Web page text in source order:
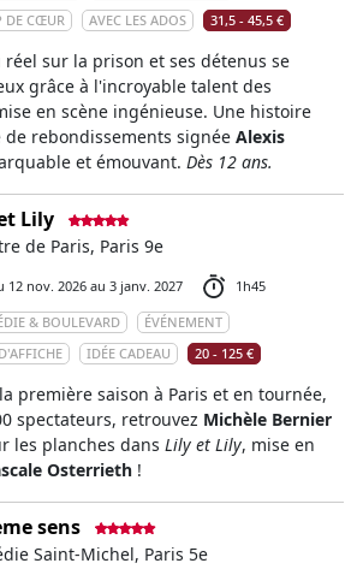
DE CŒUR
AVEC LES ADOS 31,5 - 45,5 €
sur la prison et ses détenus se
grâce à l'incroyable talent des
en scène ingénieuse. Une histoire
rebondissements signée Alexis
et émouvant. Dès 12 ans.
Lily
de Paris, Paris 9e
12 nov. 2026 au 3 janv. 2027
1h45
& BOULEVARD
ÉVÉNEMENT
IDÉE CADEAU 20 - 125 €
première saison à Paris et en tournée,
spectateurs, retrouvez Michèle Bernier
les planches dans Lily et Lily, mise en
Osterrieth !
sens
Saint-Michel, Paris 5e